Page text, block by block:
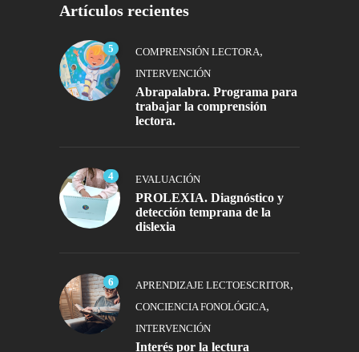
Artículos recientes
5 COMPRENSIÓN LECTORA,
INTERVENCIÓN
Abrapalabra. Programa para
trabajar la comprensión
lectora.
4 EVALUACIÓN
PROLEXIA. Diagnóstico y
detección temprana de la
dislexia
6 APRENDIZAJE LECTOESCRITOR,
CONCIENCIA FONOLÓGICA,
INTERVENCIÓN
Interés por la lectura